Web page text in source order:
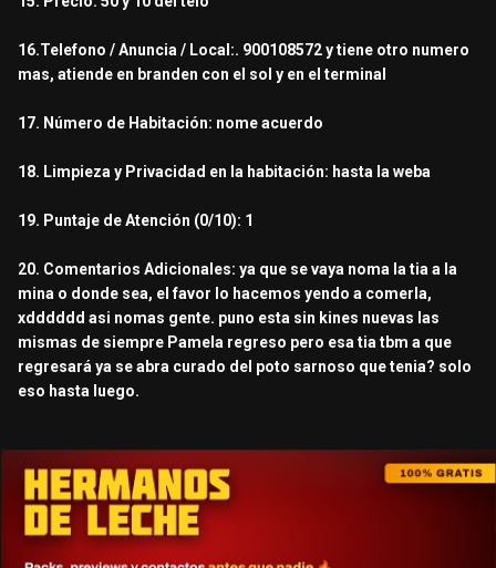
16.Telefono / Anuncia / Local:. 900108572 y tiene otro numero
mas, atiende en branden con el sol y en el terminal
17. Número de Habitación: nome acuerdo
18. Limpieza y Privacidad en la habitación: hasta la weba
19. Puntaje de Atención (0/10): 1
20. Comentarios Adicionales: ya que se vaya noma la tia a la
mina o donde sea, el favor lo hacemos yendo a comerla,
xdddddd asi nomas gente. puno esta sin kines nuevas las
mismas de siempre Pamela regreso pero esa tia tbm a que
regresará ya se abra curado del poto sarnoso que tenia? solo
eso hasta luego.